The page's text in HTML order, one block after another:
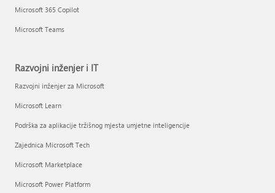
Microsoft 365 Copilot
Microsoft Teams
Razvojni inženjer i IT
Razvojni inženjer za Microsoft
Microsoft Learn
Podrška za aplikacije tržišnog mjesta umjetne inteligencije
Zajednica Microsoft Tech
Microsoft Marketplace
Microsoft Power Platform